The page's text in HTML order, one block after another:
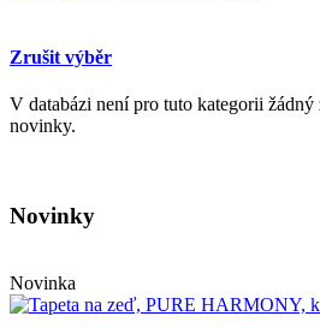
Zrušit výběr
V databázi není pro tuto kategorii žádný
novinky.
Novinky
Novinka